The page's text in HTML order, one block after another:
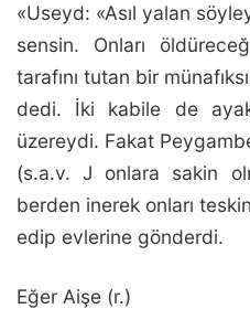
«Useyd: «Asıl yalan
sensin. Onları
tarafını tutan bir
dedi. İki ka­bile de
üzereydi. Fakat
(s.a.v. J onlara sakin
berden inerek onları teskin
edip evlerine gönderdi.
Eğer Aişe (r.)